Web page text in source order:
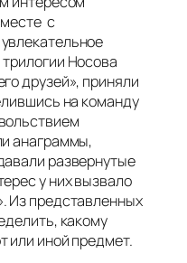
с
Носова
друзей», приняли
на команду
анаграммы,
развернутые
у них вызвало
Из представленных
какому
или иной предмет.